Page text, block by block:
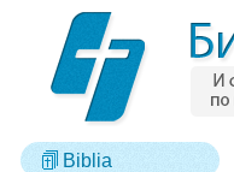
Biblia